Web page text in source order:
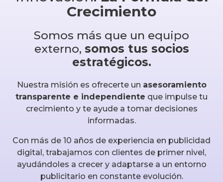
Crecimiento
Somos más que un equipo
externo, somos tus socios
estratégicos.
Nuestra misión es ofrecerte un asesoramiento
transparente e independiente que impulse tu
crecimiento y te ayude a tomar decisiones
informadas.
Con más de 10 años de experiencia en publicidad
digital, trabajamos con clientes de primer nivel,
ayudándoles a crecer y adaptarse a un entorno
publicitario en constante evolución.